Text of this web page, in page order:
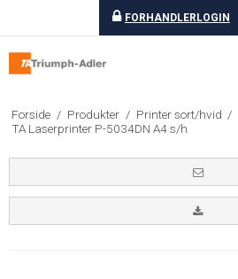
FORHANDLERLOGIN
Forside / Produkter / Printer sort/hvid /
TA Laserprinter P-5034DN A4 s/h